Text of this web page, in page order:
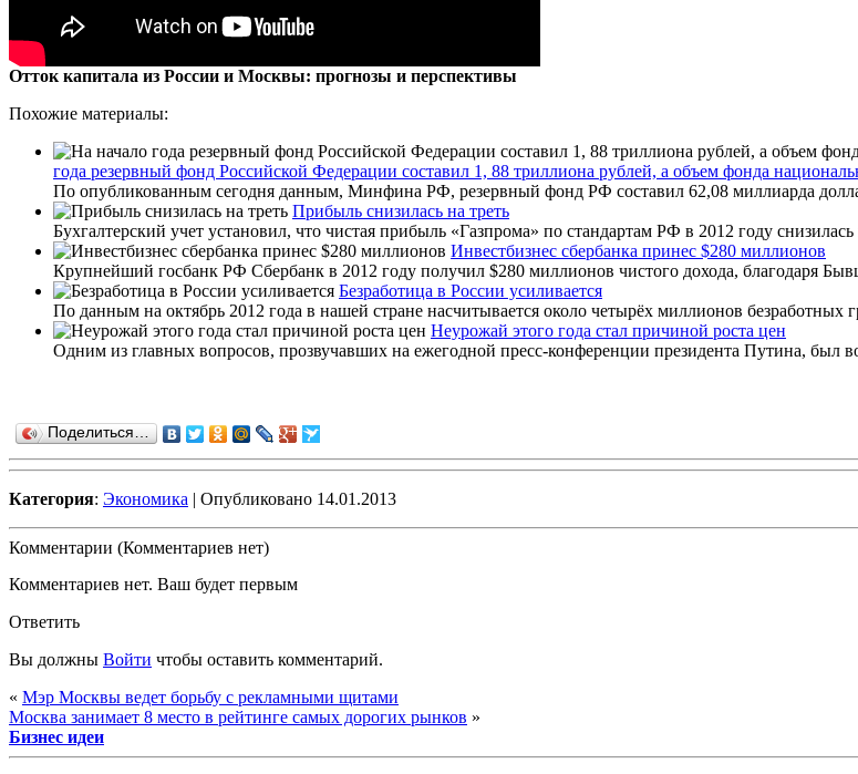
Отток капитала из России и Москвы: прогнозы и перспективы
Похожие материалы:
года резервный фонд Российской Федерации составил 1, 88 триллиона рублей, а объем фонда
По опубликованным сегодня данным, Минфина РФ, резервный фонд РФ составил 62,08 миллиарда
Прибыль снизилась на треть
Бухгалтерский учет установил, что чистая прибыль «Газпрома» по стандартам РФ в 2012 году
Инвестбизнес сбербанка принес $280 миллионов
Крупнейший госбанк РФ Сбербанк в 2012 году получил $280 миллионов чистого дохода, благодаря
Безработица в России усиливается
По данным на октябрь 2012 года в нашей стране насчитывается около четырёх миллионов безработных
Неурожай этого года стал причиной роста цен
Одним из главных вопросов, прозвучавших на ежегодной пресс-конференции президента Путина, был
Поделиться…
Категория: Экономика | Опубликовано 14.01.2013
Комментарии (Комментариев нет)
Комментариев нет. Ваш будет первым
Ответить
Вы должны Войти чтобы оставить комментарий.
« Мэр Москвы ведет борьбу с рекламными щитами
Москва занимает 8 место в рейтинге самых дорогих рынков »
Бизнес идеи